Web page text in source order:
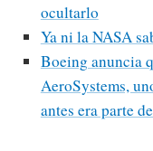
ocultarlo
Ya ni la NASA
Boeing anuncia
AeroSystems,
antes era parte